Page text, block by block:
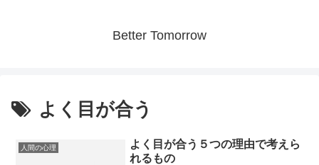
Better Tomorrow
よく目が合う
人間の心理
よく目が合う５つの理由で考えら
れるもの